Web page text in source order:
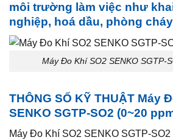
môi trường làm việc như
nghiệp, hoá dầu, phòng
Máy Đo Khí SO2 SENKO SGTP-
THÔNG SỐ KỸ THUẬT Máy
SENKO SGTP-SO2 (0~20
Máy Đo Khí SO2 SENKO SGTP-SO2